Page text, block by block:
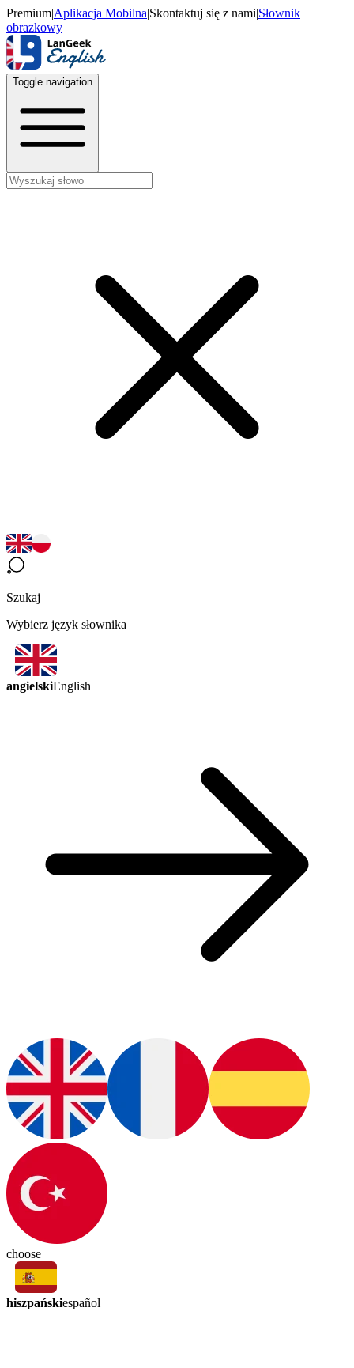
Premium|Aplikacja Mobilna|Skontaktuj się z nami|Słownik
obrazkowy
Toggle navigation
Szukaj
Wybierz język słownika
angielskiEnglish
choose
hiszpańskiespañol